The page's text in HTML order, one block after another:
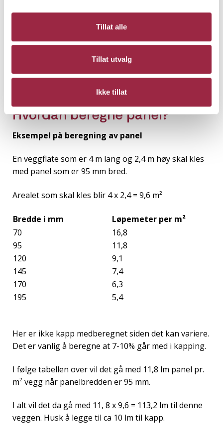
Tillat alle
Tillat utvalg
Ikke tillat
nødvendig. La panelet ligge flatt og rett i ca en uke
best rundt en relativ luftfuktighet på 65% og rundt
20 grader. Ved å gi det tid til å tilpasse seg vil du få et
stabilt og langvarig resultat.
Hvordan beregne panel?
Eksempel på beregning av panel
En veggflate som er 4 m lang og 2,4 m høy skal kles
med panel som er 95 mm bred.
Arealet som skal kles blir 4 x 2,4 = 9,6 m²
Bredde i mm
Løpemeter per m²
70
16,8
95
11,8
120
9,1
145
7,4
170
6,3
195
5,4
Her er ikke kapp medberegnet siden det kan variere.
Det er vanlig å beregne at 7-10% går med i kapping.
I følge tabellen over vil det gå med 11,8 lm panel pr.
m² vegg når panelbredden er 95 mm.
I alt vil det da gå med 11, 8 x 9,6 = 113,2 lm til denne
veggen. Husk å legge til ca 10 lm til kapp.